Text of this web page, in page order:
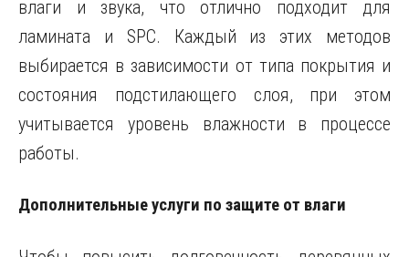
влаги и звука, что отлично подходит для
ламината и SPC. Каждый из этих методов
выбирается в зависимости от типа покрытия и
состояния подстилающего слоя, при этом
учитывается уровень влажности в процессе
работы.
Дополнительные услуги по защите от влаги